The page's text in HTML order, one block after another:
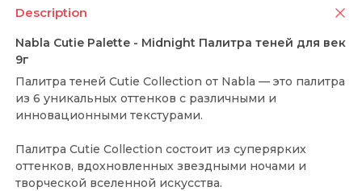
Description
Nabla Cutie Palette - Midnight Палитра теней для век
9г
Палитра теней Cutie Collection от Nabla — это палитра
из 6 уникальных оттенков с различными и
инновационными текстурами.
Палитра Cutie Collection состоит из суперярких
оттенков, вдохновленных звездными ночами и
творческой вселенной искусства.